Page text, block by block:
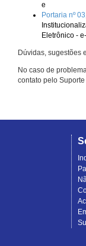
e
Portaria nº
Eletrônico -
Dúvidas, sugestões
No caso de
contato pelo